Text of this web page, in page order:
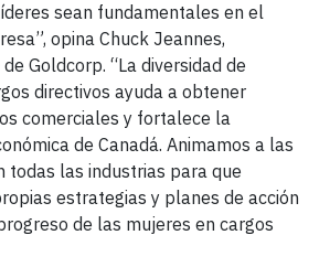
sean fundamentales en el
opina Chuck Jeannes,
Goldcorp. “La diversidad de
directivos ayuda a obtener
comerciales y fortalece la
de Canadá. Animamos a las
todas las industrias para que
estrategias y planes de acción
de las mujeres en cargos